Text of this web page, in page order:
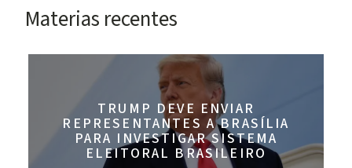
Materias recentes
TRUMP DEVE ENVIAR
REPRESENTANTES A BRASÍLIA
PARA INVESTIGAR SISTEMA
ELEITORAL BRASILEIRO